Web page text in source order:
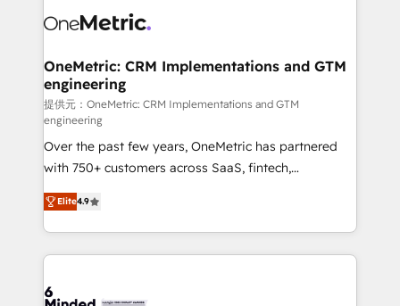
Iberia (Spain & Portugal), we combine human insight
growth. Our multidisciplinary team designs solutions
that simplify complexity, boost performance, and
turn innovation into real impact. 🌍 Highlights •
HubSpot Partner since 2012 • 2022 EMEA Impact
Award: Best Integration • 150+ successful HubSpot
projects • Clients in 30+ industries • Proprietary
technology for integrations • Multilingual team:
English, Spanish, Portuguese & Italian 👉 Grow
smarter with AI and HubSpot.
OneMetric: CRM Implementations and GTM
engineering
提供元：OneMetric: CRM Implementations and GTM
engineering
Over the past few years, OneMetric has partnered
with 750+ customers across SaaS, fintech,
healthcare, real estate, and other industries. With
150+ HubSpot-certified experts, we deliver scalable
solutions to complex GTM and RevOps challenges.
Our Expertise 🔹 Onboarding & Implementation:
tailored to your GTM motion. 🔹 Migrations: Move
Elite4.9